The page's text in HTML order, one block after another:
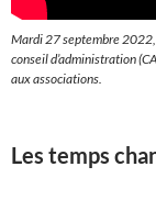
Mardi 27 septembre 2022,
conseil d’administration
aux associations.
Les temps